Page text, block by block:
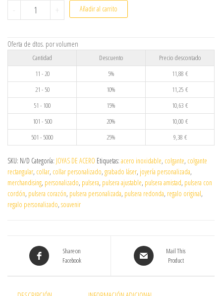
- Pulsera Ajustable Personalizada de Acero Inoxidable | Cordón
+ Añadir al carrito
Oferta de dtos. por volumen
Cantidad Descuento
Precio descontado
11 - 20
5% 11,88 €
21 - 50
10% 11,25 €
51 - 100
15% 10,63 €
101 - 500
20% 10,00 €
501 - 5000
25% 9,38 €
SKU: N/D Categoría: JOYAS DE ACERO Etiquetas: acero inoxidable, colgante, colgante
rectangular, collar, collar personalizado, grabado láser, joyería personalizada,
merchandising, personalizado, pulsera, pulsera ajustable, pulsera amistad, pulsera con
cordón, pulsera corazón, pulsera personalizada, pulsera redonda, regalo original,
regalo personalizado, souvenir
Share on
Facebook
Mail This
Product